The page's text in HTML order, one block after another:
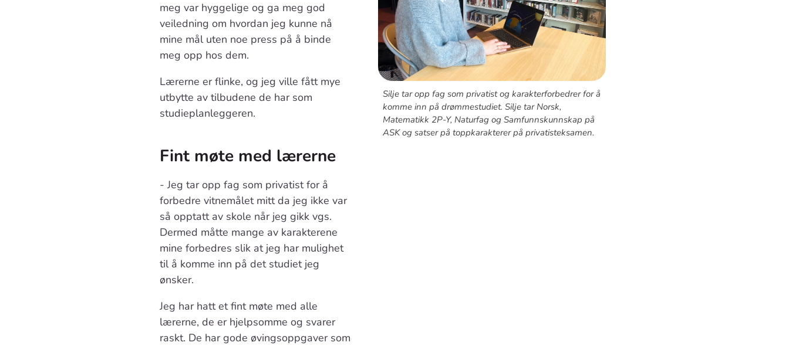
meg var hyggelige og ga meg god
veiledning om hvordan jeg kunne nå
mine mål uten noe press på å binde
meg opp hos dem.
Lærerne er flinke, og jeg ville fått mye
utbytte av tilbudene de har som
studieplanleggeren.
Fint møte med lærerne
- Jeg tar opp fag som privatist for å
forbedre vitnemålet mitt da jeg ikke var
så opptatt av skole når jeg gikk vgs.
Dermed måtte mange av karakterene
mine forbedres slik at jeg har mulighet
til å komme inn på det studiet jeg
ønsker.
Jeg har hatt et fint møte med alle
lærerne, de er hjelpsomme og svarer
raskt. De har gode øvingsoppgaver som
Silje tar opp fag som privatist og karakterforbedrer for å
komme inn på drømmestudiet. Silje tar Norsk,
Matematikk 2P-Y, Naturfag og Samfunnskunnskap på
ASK og satser på toppkarakterer på privatisteksamen.